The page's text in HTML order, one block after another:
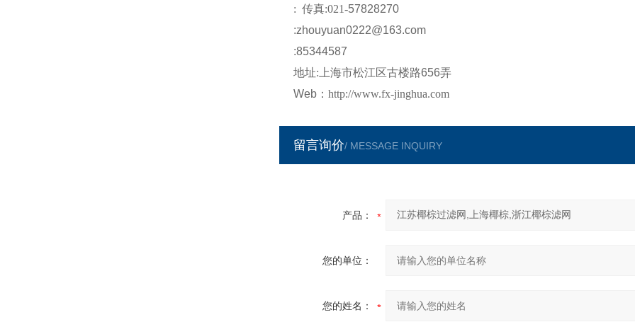
: 传真:021-57828270
:zhouyuan0222@163.com
:85344587
地址: 上海市松江区古楼路656弄
Web ： http://www.fx-jinghua.com
留言询价/ MESSAGE INQUIRY
产品：
您的单位：
您的姓名：